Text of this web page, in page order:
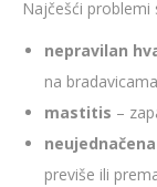
Najčešći
nepravilan
na
mastitis –
previše ili